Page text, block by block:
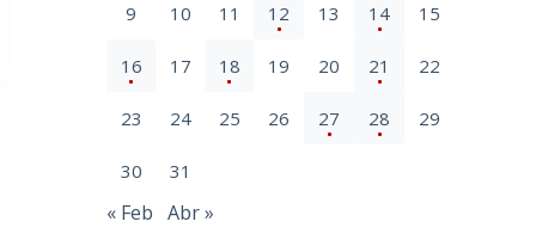
9 10 11 12 13 14 15
16 17 18 19 20 21 22
23 24 25 26 27 28 29
30 31
« Feb Abr »